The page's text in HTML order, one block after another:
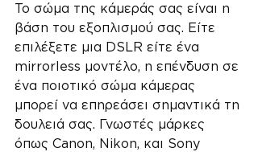
Το σώμα της κάμεράς σας είναι η
βάση του εξοπλισμού σας. Είτε
επιλέξετε μια DSLR είτε ένα
mirrorless μοντέλο, η επένδυση σε
ένα ποιοτικό σώμα κάμερας
μπορεί να επηρεάσει σημαντικά τη
δουλειά σας. Γνωστές μάρκες
όπως Canon, Nikon, και Sony